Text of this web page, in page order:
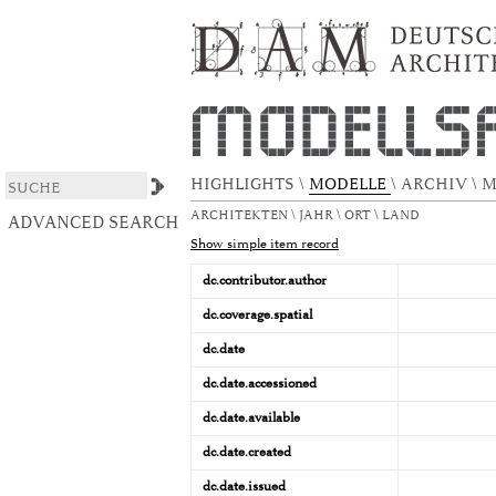
HIGHLIGHTS \ MODELLE \ ARCHIV \
ARCHITEKTEN \ JAHR \ ORT \ LAND
ADVANCED SEARCH
Show simple item record
dc.contributor.author
dc.coverage.spatial
dc.date
dc.date.accessioned
dc.date.available
dc.date.created
dc.date.issued